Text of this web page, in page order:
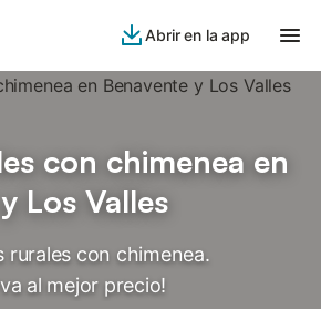
Abrir en la app
con chimenea en
Los Valles
rurales con chimenea.
al mejor precio!